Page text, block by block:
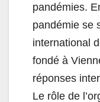
pandémies.
pandémie se
international
fondé à
réponses
Le rôle de